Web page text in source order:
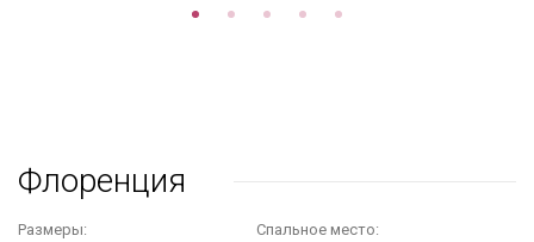
Флоренция
Размеры:
Cпальное место: